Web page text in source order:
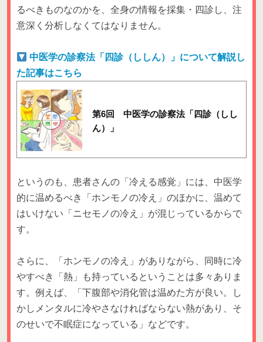
るべきものなのかを、全身の情報を採集・四診し、注
意深く分析しなくてはなりません。
中医学の診察法「四診（ししん）」について解説し
た記事はこちら
第6回 中医学の診察法「四診（しし
ん）」
というのも、患者さんの「冷える感覚」には、中医学
的に温めるべき「ホンモノの冷え」のほかに、温めて
はいけない「ニセモノの冷え」が混じっているからで
す。
さらに、「ホンモノの冷え」がありながら、同時に冷
やすべき「熱」も持っているということは多々ありま
す。例えば、「下腹部や消化管は温めた方が良い。し
かしメンタルに冷やさなければならない熱があり、そ
のせいで不眠症になっている」などです。